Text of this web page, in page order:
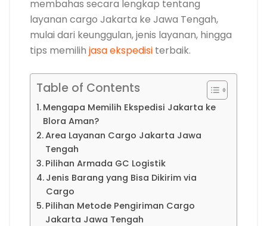
membahas secara lengkap tentang
layanan cargo Jakarta ke Jawa Tengah,
mulai dari keunggulan, jenis layanan, hingga
tips memilih jasa ekspedisi terbaik.
Table of Contents
Mengapa Memilih Ekspedisi Jakarta ke
Blora Aman?
Area Layanan Cargo Jakarta Jawa
Tengah
Pilihan Armada GC Logistik
Jenis Barang yang Bisa Dikirim via
Cargo
Pilihan Metode Pengiriman Cargo
Jakarta Jawa Tengah